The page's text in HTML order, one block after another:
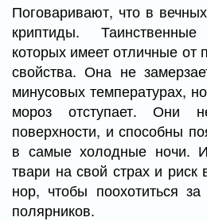
Поговаривают, что в
криптиды.
которых имеет отличные
свойства. Она не
минусовых температурах,
мороз отступает. Они
поверхности, и способны
в самые холодные ночи.
твари на свой страх и риск
нор, чтобы поохотиться
полярников.